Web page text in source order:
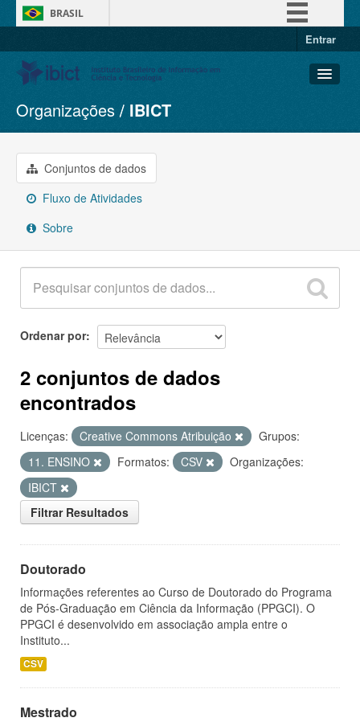
BRASIL
Entrar
Conjuntos de dados
Organizações
Grupos
Sobre
Organizações IBICT
Conjuntos de dados
Fluxo de Atividades
Sobre
Ordenar por
2 conjuntos de dados
encontrados
Licenças: Creative Commons Atribuição
Grupos:
11. ENSINO
Formatos: CSV
Organizações:
IBICT
Filtrar Resultados
Doutorado
Informações referentes ao Curso de Doutorado do Programa
de Pós-Graduação em Ciência da Informação (PPGCI). O
PPGCI é desenvolvido em associação ampla entre o
Instituto...
CSV
Mestrado